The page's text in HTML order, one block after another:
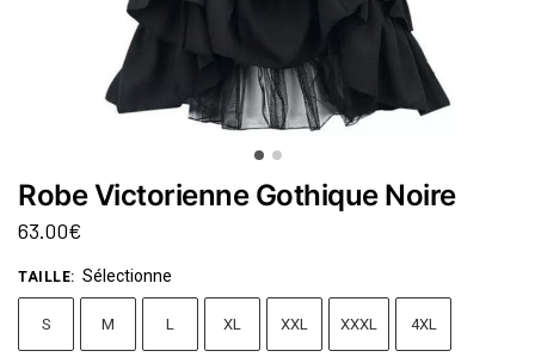
Robe Victorienne Gothique Noire
63.00€
TAILLE: Sélectionne
S M L XL XXL XXXL 4XL